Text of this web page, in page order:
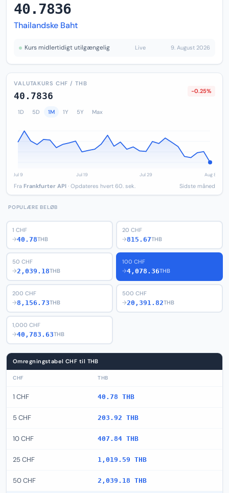
40.7836
Thailandske Baht
Kurs midlertidigt utilgængelig Live 9. August 2026
VALUTAKURS CHF / THB
40.7836 -0.25%
1D 5D 1M 1Y 5Y Max
Fra Frankfurter API · Opdateres hvert 60. sek. Sidste måned
POPULÆRE BELØB
1 CHF
→40.78THB
20 CHF
→815.67THB
50 CHF
→2,039.18THB
100 CHF
→4,078.36THB
200 CHF
→8,156.73THB
500 CHF
→20,391.82THB
1,000 CHF
→40,783.63THB
Omregningstabel CHF til THB
CHF THB
1 CHF 40.78 THB
5 CHF 203.92 THB
10 CHF 407.84 THB
25 CHF 1,019.59 THB
50 CHF 2,039.18 THB